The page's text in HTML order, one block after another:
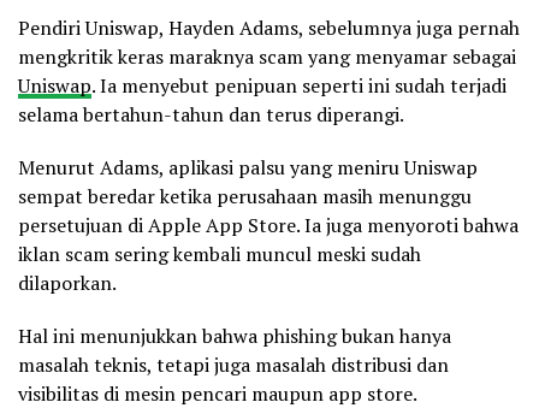
Pendiri Uniswap, Hayden Adams, sebelumnya juga pernah
mengkritik keras maraknya scam yang menyamar sebagai
Uniswap. Ia menyebut penipuan seperti ini sudah terjadi
selama bertahun-tahun dan terus diperangi.
Menurut Adams, aplikasi palsu yang meniru Uniswap
sempat beredar ketika perusahaan masih menunggu
persetujuan di Apple App Store. Ia juga menyoroti bahwa
iklan scam sering kembali muncul meski sudah
dilaporkan.
Hal ini menunjukkan bahwa phishing bukan hanya
masalah teknis, tetapi juga masalah distribusi dan
visibilitas di mesin pencari maupun app store.